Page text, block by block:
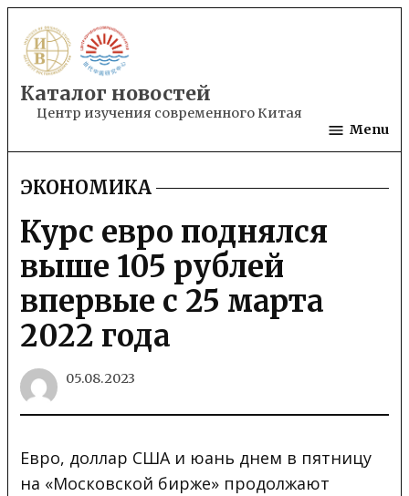
to
content
Каталог новостей
Центр изучения современного Китая
Menu
POSTED
IN
ЭКОНОМИКА
Курс евро поднялся
выше 105 рублей
впервые с 25 марта
2022 года
05.08.2023
Евро, доллар США и юань днем в пятницу
на «Московской бирже» продолжают